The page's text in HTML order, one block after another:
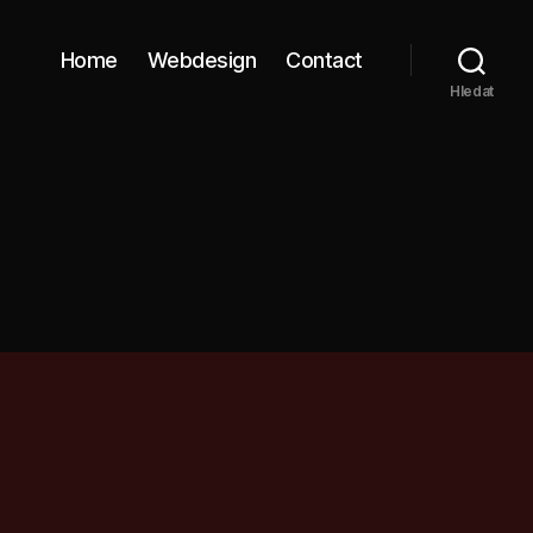
Home Webdesign Contact
Hledat